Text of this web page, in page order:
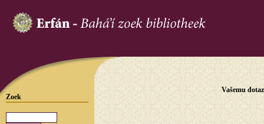
Zoek
Vašemu